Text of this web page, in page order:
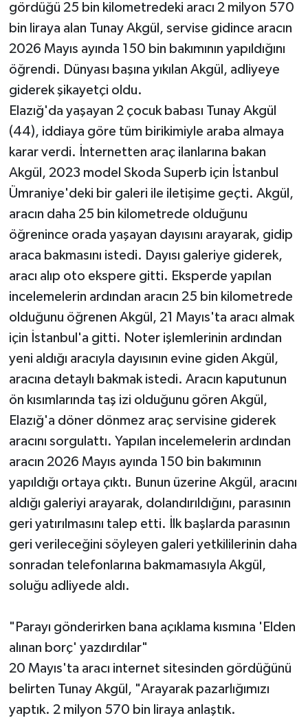
gördüğü 25 bin kilometredeki aracı 2 milyon 570
bin liraya alan Tunay Akgül, servise gidince aracın
2026 Mayıs ayında 150 bin bakımının yapıldığını
öğrendi. Dünyası başına yıkılan Akgül, adliyeye
giderek şikayetçi oldu.
Elazığ'da yaşayan 2 çocuk babası Tunay Akgül
(44), iddiaya göre tüm birikimiyle araba almaya
karar verdi. İnternetten araç ilanlarına bakan
Akgül, 2023 model Skoda Superb için İstanbul
Ümraniye'deki bir galeri ile iletişime geçti. Akgül,
aracın daha 25 bin kilometrede olduğunu
öğrenince orada yaşayan dayısını arayarak, gidip
araca bakmasını istedi. Dayısı galeriye giderek,
aracı alıp oto ekspere gitti. Eksperde yapılan
incelemelerin ardından aracın 25 bin kilometrede
olduğunu öğrenen Akgül, 21 Mayıs'ta aracı almak
için İstanbul'a gitti. Noter işlemlerinin ardından
yeni aldığı aracıyla dayısının evine giden Akgül,
aracına detaylı bakmak istedi. Aracın kaputunun
ön kısımlarında taş izi olduğunu gören Akgül,
Elazığ'a döner dönmez araç servisine giderek
aracını sorgulattı. Yapılan incelemelerin ardından
aracın 2026 Mayıs ayında 150 bin bakımının
yapıldığı ortaya çıktı. Bunun üzerine Akgül, aracını
aldığı galeriyi arayarak, dolandırıldığını, parasının
geri yatırılmasını talep etti. İlk başlarda parasının
geri verileceğini söyleyen galeri yetkililerinin daha
sonradan telefonlarına bakmamasıyla Akgül,
soluğu adliyede aldı.
"Parayı gönderirken bana açıklama kısmına 'Elden
alınan borç' yazdırdılar"
20 Mayıs'ta aracı internet sitesinden gördüğünü
belirten Tunay Akgül, "Arayarak pazarlığımızı
yaptık. 2 milyon 570 bin liraya anlaştık.